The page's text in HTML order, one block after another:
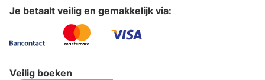
Je betaalt veilig en gemakkelijk via:
Veilig boeken